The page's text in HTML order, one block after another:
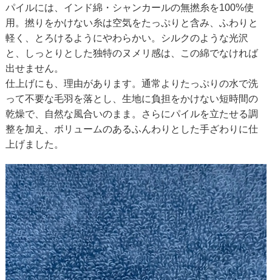
パイルには、インド綿・シャンカールの無撚糸を100%使
用。撚りをかけない糸は空気をたっぷりと含み、ふわりと
軽く、とろけるようにやわらかい。シルクのような光沢
と、しっとりとした独特のヌメリ感は、この綿でなければ
出せません。
仕上げにも、理由があります。通常よりたっぷりの水で洗
って不要な毛羽を落とし、生地に負担をかけない短時間の
乾燥で、自然な風合いのまま。さらにパイルを立たせる調
整を加え、ボリュームのあるふんわりとした手ざわりに仕
上げました。